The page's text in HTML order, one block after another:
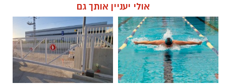
תגים:זק״א ראשון לציון
אולי יעניין אותך גם